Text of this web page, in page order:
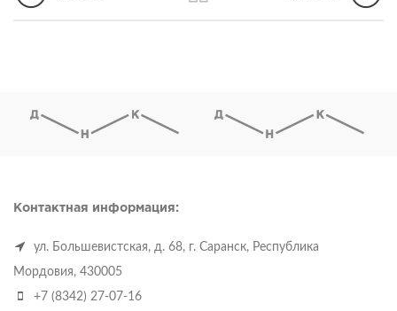
Контактная информация:
ул. Большевистская, д. 68, г. Саранск, Республика
Мордовия, 430005
+7 (8342) 27-07-16